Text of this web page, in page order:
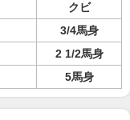
クビ
3/4馬身
2 1/2馬身
5馬身